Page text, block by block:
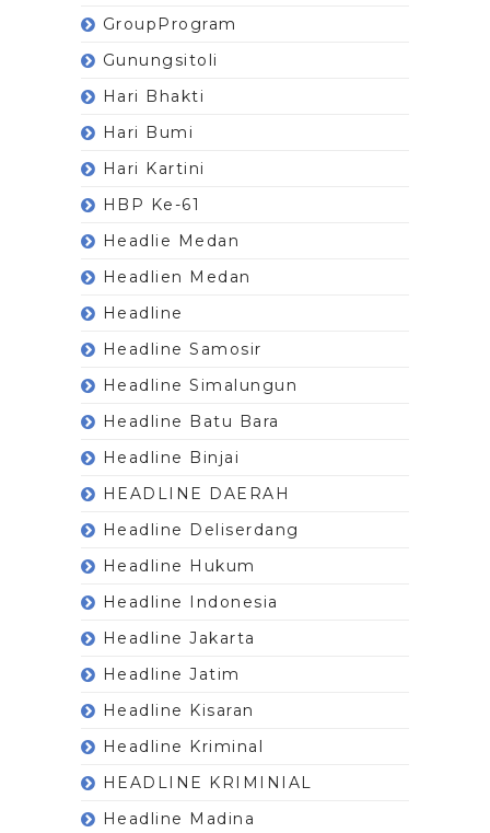
GroupProgram
Gunungsitoli
Hari Bhakti
Hari Bumi
Hari Kartini
HBP Ke-61
Headlie Medan
Headlien Medan
Headline
Headline Samosir
Headline Simalungun
Headline Batu Bara
Headline Binjai
HEADLINE DAERAH
Headline Deliserdang
Headline Hukum
Headline Indonesia
Headline Jakarta
Headline Jatim
Headline Kisaran
Headline Kriminal
HEADLINE KRIMINIAL
Headline Madina